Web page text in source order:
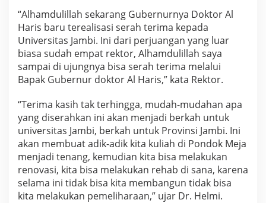
j
a
k
e
U
n
j
“Alhamdulillah sekarang Gubernurnya Doktor Al
Haris baru terealisasi serah terima kepada
Universitas Jambi. Ini dari perjuangan yang luar
biasa sudah empat rektor, Alhamdulillah saya
sampai di ujungnya bisa serah terima melalui
Bapak Gubernur doktor Al Haris,” kata Rektor.
“Terima kasih tak terhingga, mudah-mudahan apa
yang diserahkan ini akan menjadi berkah untuk
universitas Jambi, berkah untuk Provinsi Jambi. Ini
akan membuat adik-adik kita kuliah di Pondok Meja
menjadi tenang, kemudian kita bisa melakukan
renovasi, kita bisa melakukan rehab di sana, karena
selama ini tidak bisa kita membangun tidak bisa
kita melakukan pemeliharaan,” ujar Dr. Helmi.